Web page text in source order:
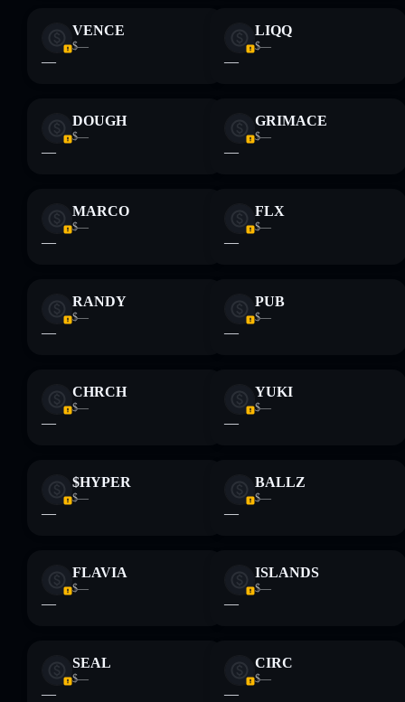
VENCE
$—
—
LIQQ
$—
—
DOUGH
$—
—
GRIMACE
$—
—
MARCO
$—
—
FLX
$—
—
RANDY
$—
—
PUB
$—
—
CHRCH
$—
—
YUKI
$—
—
$HYPER
$—
—
BALLZ
$—
—
FLAVIA
$—
—
ISLANDS
$—
—
SEAL
$—
—
CIRC
$—
—